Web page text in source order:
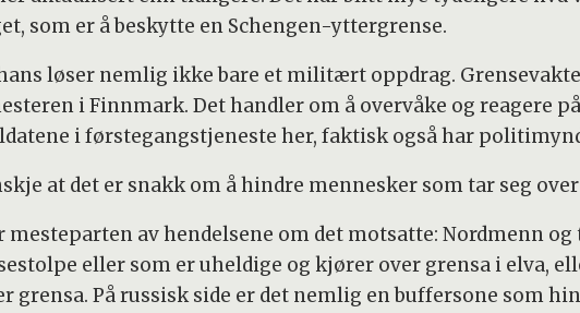
som er å beskytte en Schengen-yttergrense.
løser nemlig ikke bare et militært oppdrag.
i Finnmark. Det handler om å overvåke og reagere
i førstegangstjeneste her, faktisk også har
at det er snakk om å hindre mennesker som tar seg
av hendelsene om det motsatte: Nordmenn
eller som er uheldige og kjører over grensa i elva,
grensa. På russisk side er det nemlig en buffersone som